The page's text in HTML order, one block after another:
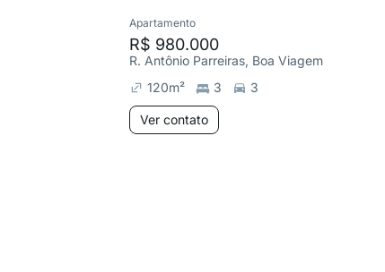
Apartamento
R$ 980.000
R. Antônio Parreiras, Boa Viagem
120m² 3 3
Ver contato